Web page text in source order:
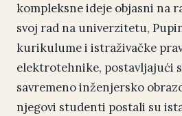
kompleksne ideje objasni na
svoj rad na univerzitetu,
kurikulume i istraživačke
elektrotehnike, postavljajući
savremeno inženjersko
njegovi studenti postali su